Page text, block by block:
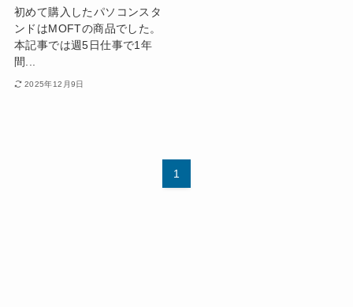
初めて購入したパソコンスタ
ンドはMOFTの商品でした。
本記事では週5日仕事で1年
間...
2025年12月9日
1